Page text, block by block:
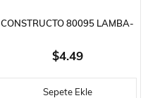
CONSTRUCTO 80095 LAMBA-
LIGHT SQUARE-1 ADET-PRINÇ
- MM.
$4.49
Sepete Ekle